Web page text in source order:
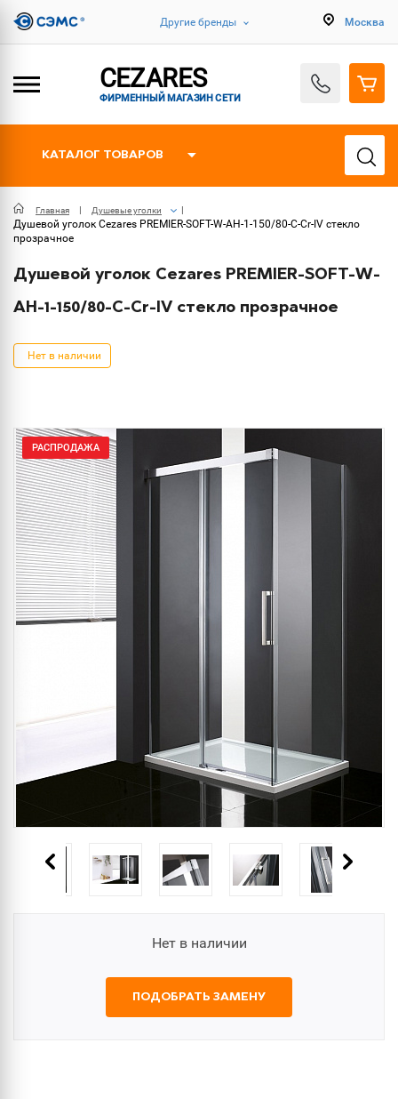
Другие бренды Москва
CEZARES
ФИРМЕННЫЙ МАГАЗИН СЕТИ
КАТАЛОГ ТОВАРОВ
Главная Душевые уголки
Душевой уголок Cezares PREMIER-SOFT-W-AH-1-150/80-C-Cr-IV стекло
прозрачное
Душевой уголок Cezares PREMIER-SOFT-W-
AH-1-150/80-C-Cr-IV стекло прозрачное
Нет в наличии
РАСПРОДАЖА
Нет в наличии
ПОДОБРАТЬ ЗАМЕНУ